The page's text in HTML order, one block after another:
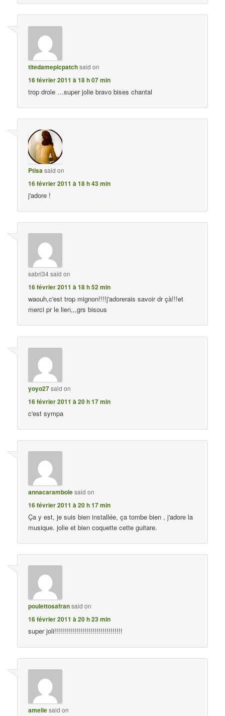
titedamepicpatchsaid on
16 février 2011 à 18 h 07 min
trop drole …super jolie bravo bises chantal
Ptisasaid on
16 février 2011 à 18 h 43 min
j'adore !
sabri34said on
16 février 2011 à 18 h 52 min
waouh,c'est trop mignon!!!!j'adorerais savoir dr çà!!!et
merci pr le lien,,,grs bisous
yoyo27said on
16 février 2011 à 20 h 17 min
c'est sympa
annacarambolesaid on
16 février 2011 à 20 h 17 min
Ça y est, je suis bien installée, ça tombe bien , j'adore la
musique. jolie et bien coquette cette guitare.
poulettosafransaid on
16 février 2011 à 20 h 23 min
super joli!!!!!!!!!!!!!!!!!!!!!!!!!!!!!!!!!!
ameliesaid on